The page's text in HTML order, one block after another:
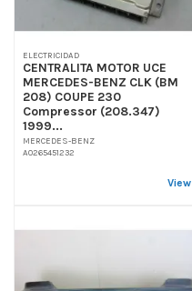
ELECTRICIDAD
CENTRALITA MOTOR UCE
MERCEDES-BENZ CLK (BM
208) COUPE 230
Compressor (208.347)
1999...
MERCEDES-BENZ
A0265451232
View